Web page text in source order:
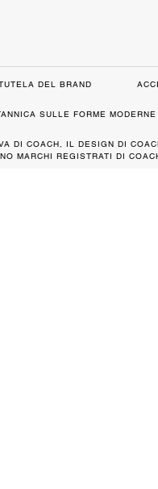
DEL BRAND
SULLE FORME
DI COACH, IL DESIGN DI
MARCHI REGISTRATI DI